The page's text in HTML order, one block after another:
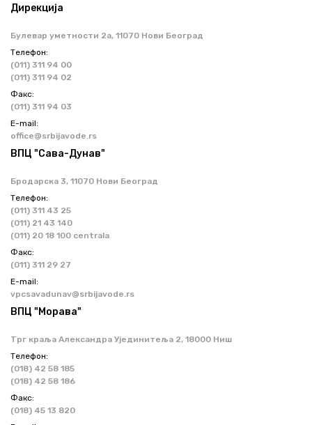
Дирекција
Булевар уметности 2a, 11070 Нови Београд
Телефон:
(011) 311 94 00
(011) 311 94 02
Факс:
(011) 311 94 03
Е-mail:
office@srbijavode.rs
ВПЦ "Сава-Дунав"
Бродарска 3, 11070 Нови Београд
Телефон:
(011) 311 43 25
(011) 21 43 140
(011) 20 18 100 centrala
Факс:
(011) 311 29 27
Е-mail:
vpcsavadunav@srbijavode.rs
ВПЦ "Морава"
Трг краља Александра Ујединитеља 2, 18000 Ниш
Телефон:
(018) 42 58 185
(018) 42 58 186
Факс:
(018) 45 13 820